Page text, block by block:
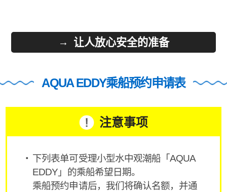
让人放心安全的准备
AQUA EDDY乘船预约申请表
注意事项
下列表单可受理小型水中观潮船「AQUA
EDDY」的乘船希望日期。
乘船预约申请后，我们将确认名额，并通